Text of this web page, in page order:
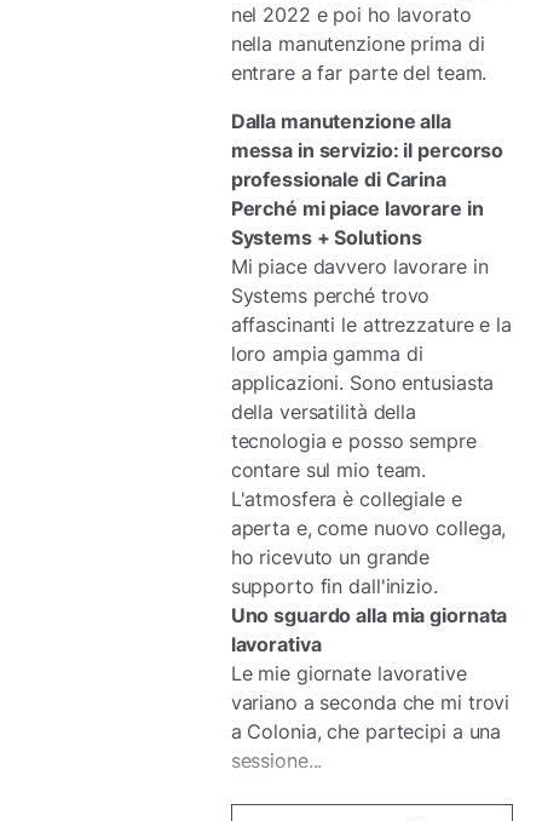
nel 2022 e poi ho lavorato
nella manutenzione prima di
entrare a far parte del team.
Dalla manutenzione alla
messa in servizio: il percorso
professionale di Carina
Perché mi piace lavorare in
Systems + Solutions
Mi piace davvero lavorare in
Systems perché trovo
affascinanti le attrezzature e la
loro ampia gamma di
applicazioni. Sono entusiasta
della versatilità della
tecnologia e posso sempre
contare sul mio team.
L'atmosfera è collegiale e
aperta e, come nuovo collega,
ho ricevuto un grande
supporto fin dall'inizio.
Uno sguardo alla mia giornata
lavorativa
Le mie giornate lavorative
variano a seconda che mi trovi
a Colonia, che partecipi a una
sessione...